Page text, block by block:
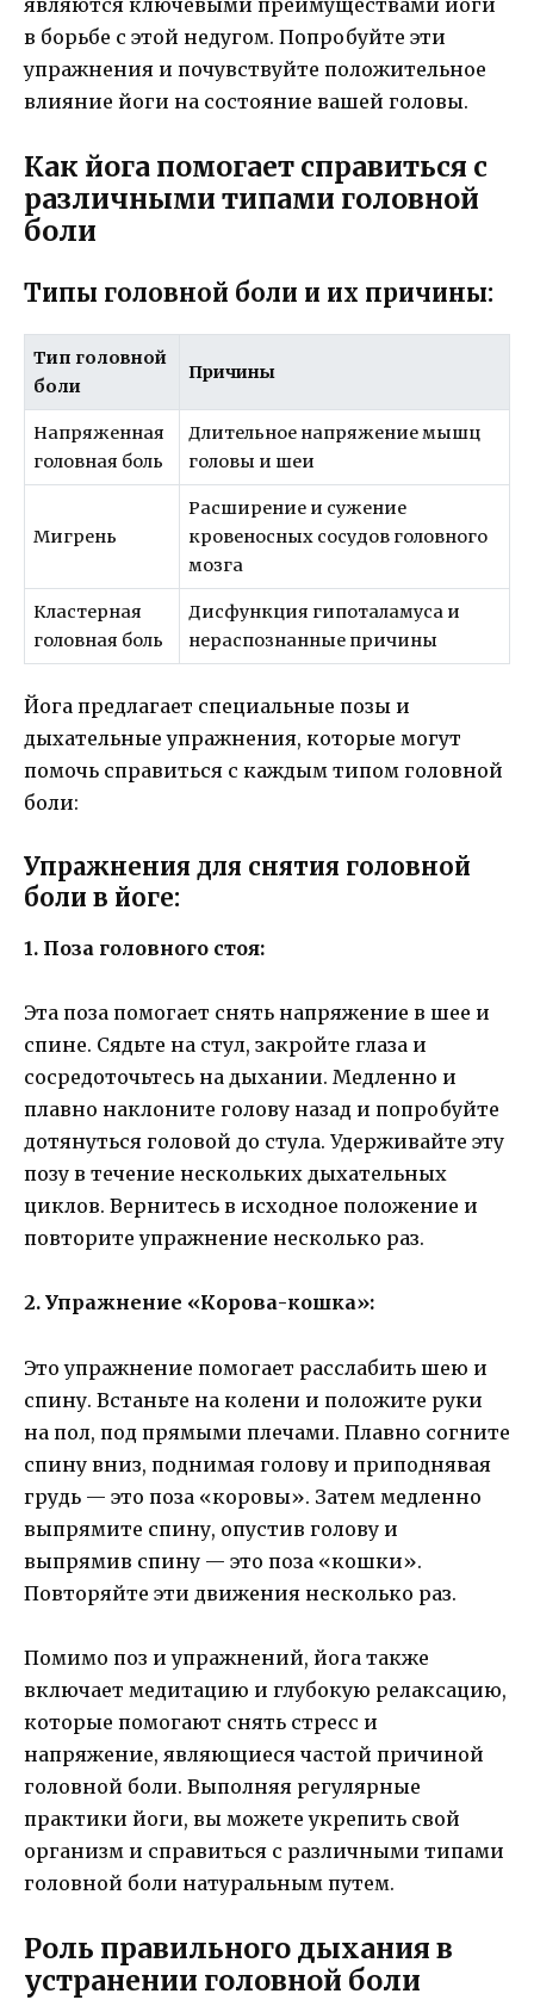
в борьбе с этой недугом. Попробуйте эти
упражнения и почувствуйте положительное
влияние йоги на состояние вашей головы.
Как йога помогает справиться с
различными типами головной
боли
Типы головной боли и их причины:
Тип головной
боли
Причины
Напряженная
головная боль
Длительное напряжение мышц
головы и шеи
Мигрень
Расширение и сужение
кровеносных сосудов головного
мозга
Кластерная
головная боль
Дисфункция гипоталамуса и
нераспознанные причины
Йога предлагает специальные позы и
дыхательные упражнения, которые могут
помочь справиться с каждым типом головной
боли:
Упражнения для снятия головной
боли в йоге:
1. Поза головного стоя:
Эта поза помогает снять напряжение в шее и
спине. Сядьте на стул, закройте глаза и
сосредоточьтесь на дыхании. Медленно и
плавно наклоните голову назад и попробуйте
дотянуться головой до стула. Удерживайте эту
позу в течение нескольких дыхательных
циклов. Вернитесь в исходное положение и
повторите упражнение несколько раз.
2. Упражнение «Корова-кошка»:
Это упражнение помогает расслабить шею и
спину. Встаньте на колени и положите руки
на пол, под прямыми плечами. Плавно согните
спину вниз, поднимая голову и приподнявая
грудь — это поза «коровы». Затем медленно
выпрямите спину, опустив голову и
выпрямив спину — это поза «кошки».
Повторяйте эти движения несколько раз.
Помимо поз и упражнений, йога также
включает медитацию и глубокую релаксацию,
которые помогают снять стресс и
напряжение, являющиеся частой причиной
головной боли. Выполняя регулярные
практики йоги, вы можете укрепить свой
организм и справиться с различными типами
головной боли натуральным путем.
Роль правильного дыхания в
устранении головной боли